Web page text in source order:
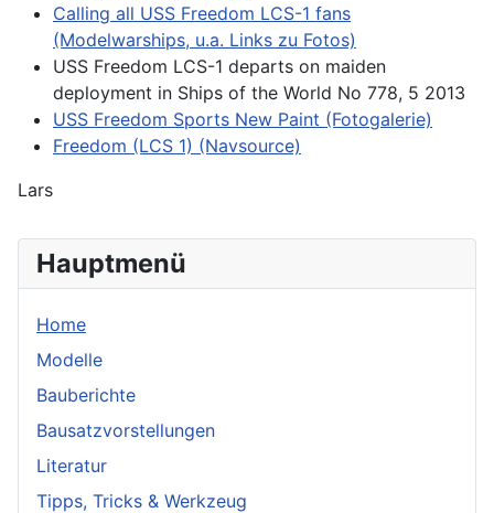
Hauptmenü
Home
Modelle
Bauberichte
Bausatzvorstellungen
Literatur
Tipps, Tricks & Werkzeug
Calling all USS Freedom LCS-1 fans
(Modelwarships, u.a. Links zu Fotos)
USS Freedom LCS-1 departs on maiden
deployment in Ships of the World No 778, 5 2013
USS Freedom Sports New Paint (Fotogalerie)
Freedom (LCS 1) (Navsource)
Lars